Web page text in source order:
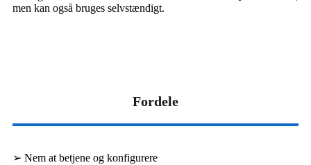
men kan også bruges selvstændigt.
Fordele
➢ Nem at betjene og konfigurere